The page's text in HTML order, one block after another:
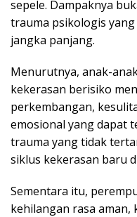
sepele. Dampaknya
trauma psikologis
jangka panjang.
Menurutnya, anak-
kekerasan berisiko
perkembangan,
emosional yang dapat
trauma yang tidak
siklus kekerasan baru
Sementara itu,
kehilangan rasa aman,